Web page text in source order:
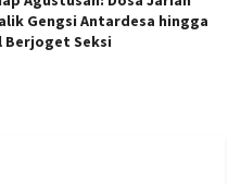
Gengsi Antardesa hingga
Berjoget Seksi